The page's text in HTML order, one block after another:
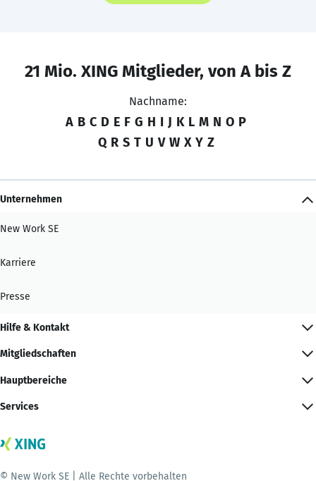
21 Mio. XING Mitglieder, von A bis Z
Nachname:
A B C D E F G H I J K L M N O P
Q R S T U V W X Y Z
Unternehmen
New Work SE
Karriere
Presse
Hilfe & Kontakt
Mitgliedschaften
Hauptbereiche
Services
© New Work SE | Alle Rechte vorbehalten